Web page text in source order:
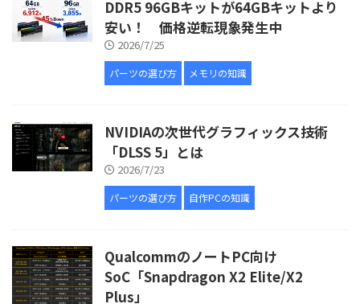
DDR5 96GBキットが64GBキットより
安い！ 価格逆転現象発生中
2026/7/25
パーツの選び方 メモリの知識
NVIDIAの次世代グラフィックス技術
「DLSS 5」とは
2026/7/23
パーツの選び方 自作PCの知識
QualcommのノートPC向け
SoC「Snapdragon X2 Elite/X2
Plus」